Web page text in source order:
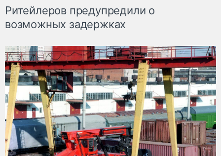
Ритейлеров предупредили о
возможных задержках